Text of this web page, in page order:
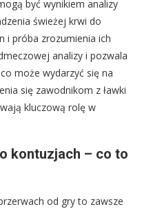
być wynikiem analizy
świeżej krwi do
i próba zrozumienia ich
analizy i pozwala
może wydarzyć się na
się zawodnikom z ławki
kluczową rolę w
kontuzjach – co to
od gry to zawsze